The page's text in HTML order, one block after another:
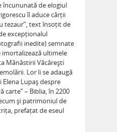
încununată de elogiul
îl aduce cărții
tezaur”, text însoțit de
excepționalul
inedite) semnate
imortalizează ultimele
Mânăstirii Văcărești
Lor li se adaugă
Lupaș despre
carte” – Biblia, în 2200
și patrimoniul de
prefațat de eseul